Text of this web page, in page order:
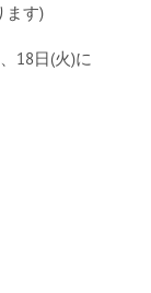
ます)
18日(火)に